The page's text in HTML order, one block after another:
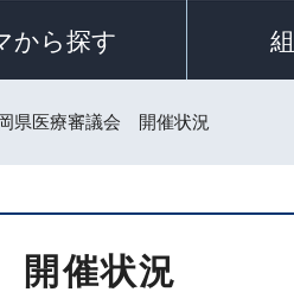
から探す
県医療審議会 開催状況
開催状況